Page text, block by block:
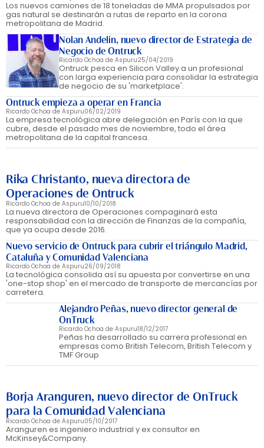
Los nuevos camiones de 18 toneladas de MMA propulsados por
gas natural se destinarán a rutas de reparto en la corona
metropolitana de Madrid.
Nolan Andelin, nuevo director de Estrategia de
Negocio de Ontruck
Ricardo Ochoa de Aspuru25/04/2019
Ontruck pesca en Silicon Valley a un profesional
con larga experiencia para consolidar la estrategia
de negocio de su 'marketplace'.
Ontruck empieza a operar en Francia
Ricardo Ochoa de Aspuru06/02/2019
La empresa tecnológica abre delegación en París con la que
cubre, desde el pasado mes de noviembre, todo el área
metropolitana de la capital francesa.
Rika Christanto, nueva directora de
Operaciones de Ontruck
Ricardo Ochoa de Aspuru10/10/2018
La nueva directora de Operaciones compaginará esta
responsabilidad con la dirección de Finanzas de la compañía,
que ya ocupa desde 2016.
Nuevo servicio de Ontruck para cubrir el triángulo Madrid,
Cataluña y Comunidad Valenciana
Ricardo Ochoa de Aspuru26/09/2018
La tecnológica consolida así su apuesta por convertirse en una
'one-stop shop' en el mercado de transporte de mercancías por
carretera.
Alejandro Peñas, nuevo director general de
OnTruck
Ricardo Ochoa de Aspuru18/12/2017
Peñas ha desarrollado su carrera profesional en
empresas como British Telecom, British Telecom y
TMF Group
Borja Aranguren, nuevo director de OnTruck
para la Comunidad Valenciana
Ricardo Ochoa de Aspuru05/10/2017
Aranguren es ingeniero industrial y ex consultor en
McKinsey&Company.